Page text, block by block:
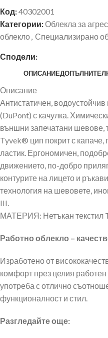
Код:40302001
Категории:Облекла за
облекло, Специализирано
Сподели:
ОПИСАНИЕ
Описание
Антистатичен,
(DuPont) с качулка.
външни запечатани шевове,
Tyvek® цип покрит с капаче,
ластик. Ергономичен,
движението, по-добро
контурите на лицето и
технология на шевовете,
III.
МАТЕРИЯ: Нетъкан текстил
Работно облекло –
Изработено от
комфорт през целия
употреба с отлично
функционалност и стил.
Разгледайте още: